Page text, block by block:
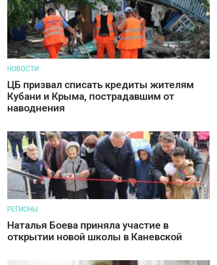
НОВОСТИ
ЦБ призвал списать кредиты жителям
Кубани и Крыма, пострадавшим от
наводнения
РЕГИОНЫ
Наталья Боева приняла участие в
открытии новой школы в Каневской